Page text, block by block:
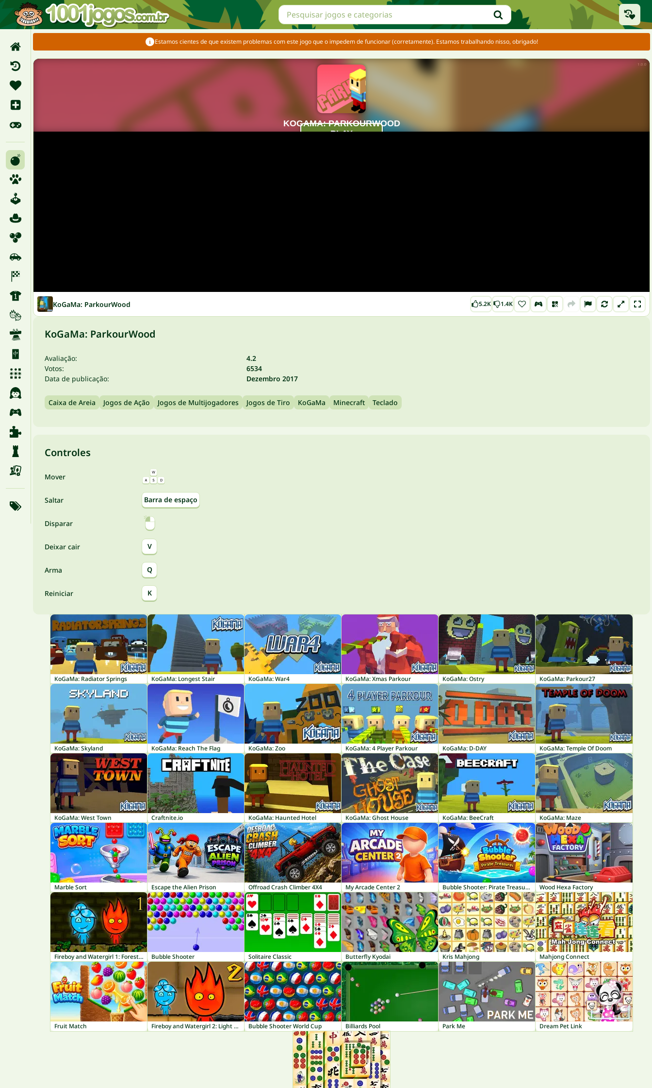
Estamos cientes de que existem problemas com este jogo que o impedem de funcionar (corretamente). Estamos trabalhando nisso, obrigado!
KoGaMa: ParkourWood 5.2K 1.4K
KoGaMa: ParkourWood
Avaliação:
4.2
Votos:
6534
Data de publicação:
Dezembro 2017
Caixa de Areia Jogos de Ação Jogos de Multijogadores Jogos de Tiro KoGaMa Minecraft Teclado
Controles
Mover
Saltar Barra de espaço
Disparar
Deixar cair V
Arma Q
Reiniciar K
KoGaMa: Radiator Springs KoGaMa: Longest Stair KoGaMa: War4 KoGaMa: Xmas Parkour KoGaMa: Ostry KoGaMa: Parkour27
KoGaMa: Skyland KoGaMa: Reach The Flag KoGaMa: Zoo KoGaMa: 4 Player Parkour KoGaMa: D-DAY KoGaMa: Temple Of Doom
KoGaMa: West Town Craftnite.io KoGaMa: Haunted Hotel KoGaMa: Ghost House KoGaMa: BeeCraft KoGaMa: Maze
Marble Sort Escape the Alien Prison Offroad Crash Climber 4X4 My Arcade Center 2 Bubble Shooter: Pirate Treasures Wood Hexa Factory
Fireboy and Watergirl 1: Forest Temple Bubble Shooter Solitaire Classic Butterfly Kyodai Kris Mahjong Mahjong Connect
Fruit Match Fireboy and Watergirl 2: Light Temple Bubble Shooter World Cup Billiards Pool Park Me Dream Pet Link